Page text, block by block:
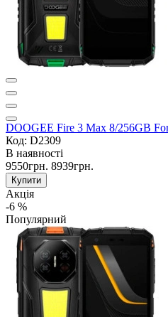
DOOGEE Fire 3 Max 8/256GB
Код: D2309
В наявності
9550грн. 8939грн.
Купити
Акція
-6 %
Популярний